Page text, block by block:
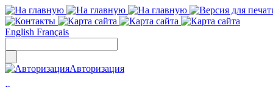
English Français
Авторизация